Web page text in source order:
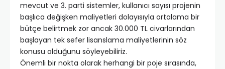
mevcut ve 3. parti sistemler, kullanıcı sayısı projenin
başlıca değişken maliyetleri dolayısıyla ortalama bir
bütçe belirtmek zor ancak 30.000 TL civarlarından
başlayan tek sefer lisanslama maliyetlerinin söz
konusu olduğunu söyleyebiliriz.
Önemli bir nokta olarak herhangi bir poje sırasında,